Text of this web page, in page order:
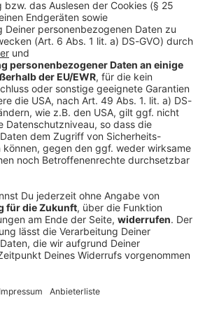
auch auf verschiedenen Kanälen
vertreten - wie ihr euch mit uns
ihr hier!